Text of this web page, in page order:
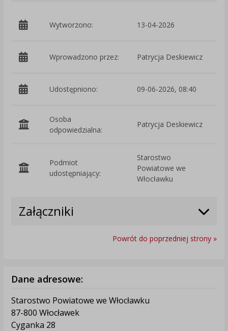
Wytworzono: 13-04-2026
Wprowadzono przez: Patrycja Deskiewicz
Udostępniono: 09-06-2026, 08:40
Osoba
odpowiedzialna:
Patrycja Deskiewicz
Podmiot
udostępniający:
Starostwo
Powiatowe we
Włocławku
Załączniki
Powrót do poprzedniej strony »
Dane adresowe:
Starostwo Powiatowe we Włocławku
87-800 Włocławek
Cyganka 28